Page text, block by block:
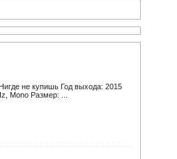
не купишь Год выхода: 2015
Mono Размер: ...